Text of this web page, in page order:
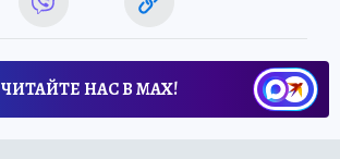
ЧИТАЙТЕ НАС В МАХ!